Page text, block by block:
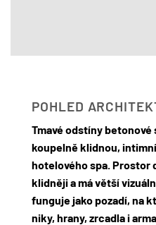
POHLED
Tmavé odstíny
koupelně klidnou,
hotelového spa. Prostor
klidněji a má větší
funguje jako pozadí, na
niky, hrany, zrcadla i